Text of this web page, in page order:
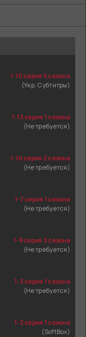
1-10 серия 5 сезона
(Укр. Субтитры)
1-13 серия 1 сезона
(Не требуется)
1-10 серия 2 сезона
(Не требуется)
1-7 серия 1 сезона
(Не требуется)
1-9 серия 3 сезона
(Не требуется)
1-3 серия 1 сезона
(Не требуется)
1-2 серия 1 сезона
(SoftBox)